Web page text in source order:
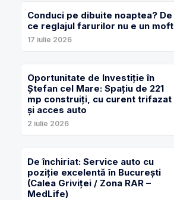
Conduci pe dibuite noaptea? De
ce reglajul farurilor nu e un moft
17 iulie 2026
Oportunitate de Investiție în
Ștefan cel Mare: Spațiu de 221
mp construiți, cu curent trifazat
și acces auto
2 iulie 2026
De închiriat: Service auto cu
poziție excelentă în București
(Calea Griviței / Zona RAR –
MedLife)